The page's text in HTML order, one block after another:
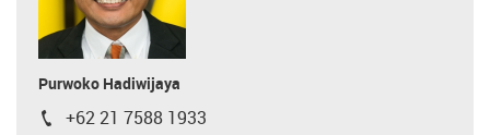
Purwoko Hadiwijaya
igus-icon-phone
+62 21 7588 1933